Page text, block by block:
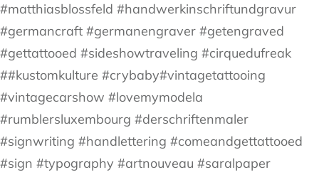
#matthiasblossfeld #handwerkinschriftundgravur
#germancraft #germanengraver #getengraved
#gettattooed #sideshowtraveling #cirquedufreak
##kustomkulture #crybaby#vintagetattooing
#vintagecarshow #lovemymodela
#rumblersluxembourg #derschriftenmaler
#signwriting #handlettering #comeandgettattooed
#sign #typography #artnouveau #saralpaper